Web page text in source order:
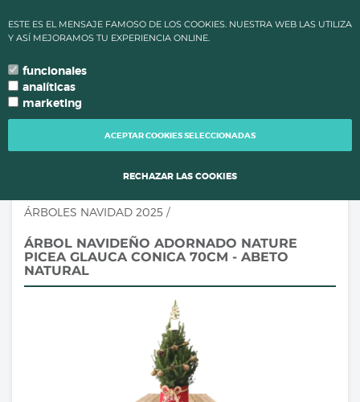
ENVÍO DE PEDIDOS CAMBIAN PARA MANTENER LA CALIDAD DE
TUS PLANTAS.
language TU IDIOMA
ÁRBOLES NAVIDAD 2025 /
ÁRBOL NAVIDEÑO ADORNADO NATURE
PICEA GLAUCA CONICA 70CM - ABETO
NATURAL
ESTE ES EL MENSAJE FAMOSO DE LOS COOKIES. NUESTRA WEB LAS UTILIZA
Y ASÍ MEJORAMOS TU EXPERIENCIA ONLINE.
funcionales
analíticas
marketing
ACEPTAR COOKIES SELECCIONADAS
RECHAZAR LAS COOKIES